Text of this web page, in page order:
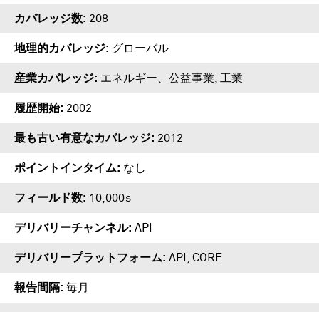
カバレッジ数 208
地理的カバレッジ グローバル
産業カバレッジ エネルギー、公益事業, 工業
履歴開始 2002
最も古い有意なカバレッジ 2012
ポイントインタイム なし
フィールド数 10,000s
デリバリーチャンネル API
デリバリープラットフォーム API CORE
報告間隔 毎月